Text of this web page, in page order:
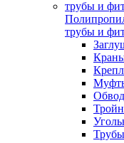
трубы и
Трубы